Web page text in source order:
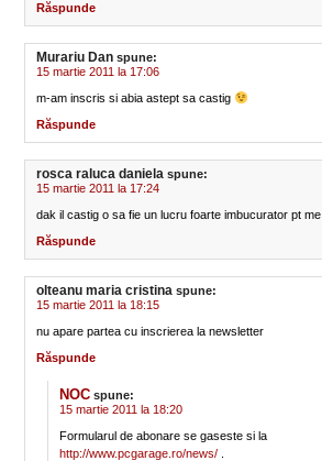
Răspunde
Murariu Dan spune:
15 martie 2011 la 17:06
m-am inscris si abia astept sa castig
Răspunde
rosca raluca daniela spune:
15 martie 2011 la 17:24
dak il castig o sa fie un lucru foarte imbucurator pt me
Răspunde
olteanu maria cristina spune:
15 martie 2011 la 18:15
nu apare partea cu inscrierea la newsletter
Răspunde
NOC spune:
15 martie 2011 la 18:20
Formularul de abonare se gaseste si la
http://www.pcgarage.ro/news/